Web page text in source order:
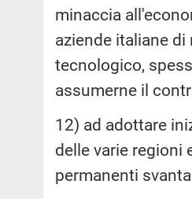
minaccia
aziende italiane
tecnologico,
assumerne il
12) ad adottare
delle varie regioni
permanenti